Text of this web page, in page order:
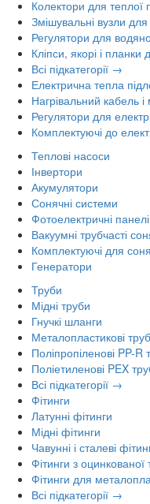
Колектори для теплої
Змішувальні вузли для
Регулятори для
Кліпси, якорі і планки
Всі підкатегорії →
Електрична тепла
Нагрівальний кабель і
Регулятори для
Комплектуючі до
Теплові насоси
Інвертори
Акумулятори
Сонячні системи
Фотоелектричні
Вакуумні трубчасті
Комплектуючі для
Генератори
Труби
Мідні труби
Гнучкі шланги
Металопластикові
Поліпропіленові PP-R
Поліетиленові PEX
Всі підкатегорії →
Фітинги
Латунні фітинги
Мідні фітинги
Чавунні і сталеві
Фітинги з оцинкованої
Фітинги для
Всі підкатегорії →